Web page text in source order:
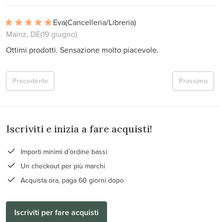
Eva(Cancelleria/Libreria)
Mainz, DE(19 giugno)
Ottimi prodotti. Sensazione molto piacevole.
Prossimo
Precedente
Iscriviti e inizia a fare acquisti!
Importi minimi d'ordine bassi
Un checkout per più marchi
Acquista ora, paga 60 giorni dopo
Iscriviti per fare acquisti